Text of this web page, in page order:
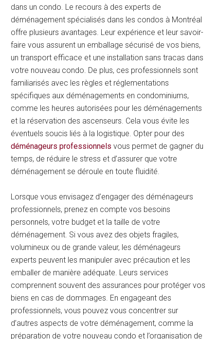
dans un condo. Le recours à des experts de
déménagement spécialisés dans les condos à Montréal
offre plusieurs avantages. Leur expérience et leur savoir-
faire vous assurent un emballage sécurisé de vos biens,
un transport efficace et une installation sans tracas dans
votre nouveau condo. De plus, ces professionnels sont
familiarisés avec les règles et réglementations
spécifiques aux déménagements en condominiums,
comme les heures autorisées pour les déménagements
et la réservation des ascenseurs. Cela vous évite les
éventuels soucis liés à la logistique. Opter pour des
déménageurs professionnels vous permet de gagner du
temps, de réduire le stress et d’assurer que votre
déménagement se déroule en toute fluidité.
Lorsque vous envisagez d’engager des déménageurs
professionnels, prenez en compte vos besoins
personnels, votre budget et la taille de votre
déménagement. Si vous avez des objets fragiles,
volumineux ou de grande valeur, les déménageurs
experts peuvent les manipuler avec précaution et les
emballer de manière adéquate. Leurs services
comprennent souvent des assurances pour protéger vos
biens en cas de dommages. En engageant des
professionnels, vous pouvez vous concentrer sur
d’autres aspects de votre déménagement, comme la
préparation de votre nouveau condo et l’organisation de